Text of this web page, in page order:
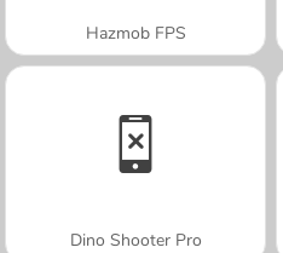
Hazmob FPS
Dino Shooter Pro